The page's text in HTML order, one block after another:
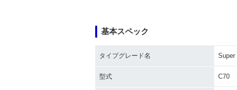
Deluxe・マイナーチェン
Custom・マイナーチ
基本スペック
タイプグレード名 Super
型式 C70